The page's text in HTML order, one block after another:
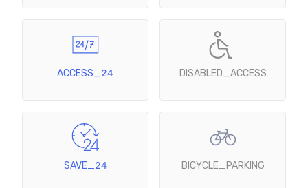
ACCESS_24 DISABLED_ACCESS
SAVE_24 BICYCLE_PARKING